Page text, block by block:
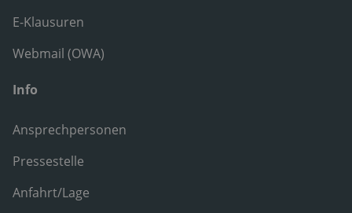
E-Klausuren
Webmail (OWA)
Info
Ansprechpersonen
Pressestelle
Anfahrt/Lage